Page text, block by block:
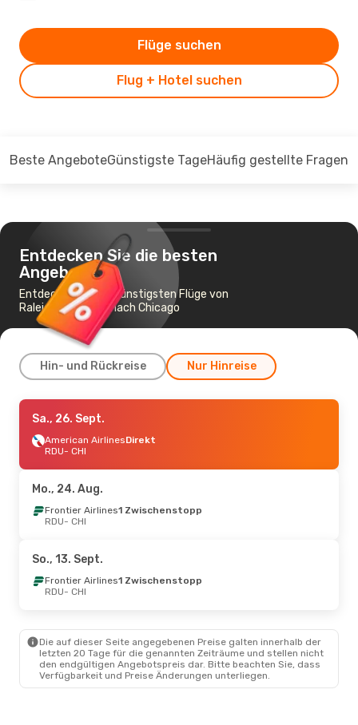
Flug + Hotel suchen
Flüge suchen
Beste AngeboteGünstigste TageHäufig gestellte Fragen
Entdecken Sie die besten
Angebote
Entdecken Sie die günstigsten Flüge von
Raleigh - Durham nach Chicago
Hin- und Rückreise Nur Hinreise
Do., 20. Aug.- Di., 25. Aug.
American AirlinesDirekt
RDU- CHI
CHI- RDU
Di., 1. Sept.- Di., 8. Sept.
RDU- CHI
Frontier Airlines
1 Zwischenstopp
CHI - RDU
Sa., 26. Sept.
American AirlinesDirekt
RDU- CHI
Mo., 24. Aug.
Frontier Airlines1 Zwischenstopp
RDU- CHI
So., 13. Sept.
Frontier Airlines1 Zwischenstopp
RDU- CHI
Die auf dieser Seite angegebenen Preise galten innerhalb der
letzten 20 Tage für die genannten Zeiträume und stellen nicht
den endgültigen Angebotspreis dar. Bitte beachten Sie, dass
Verfügbarkeit und Preise Änderungen unterliegen.